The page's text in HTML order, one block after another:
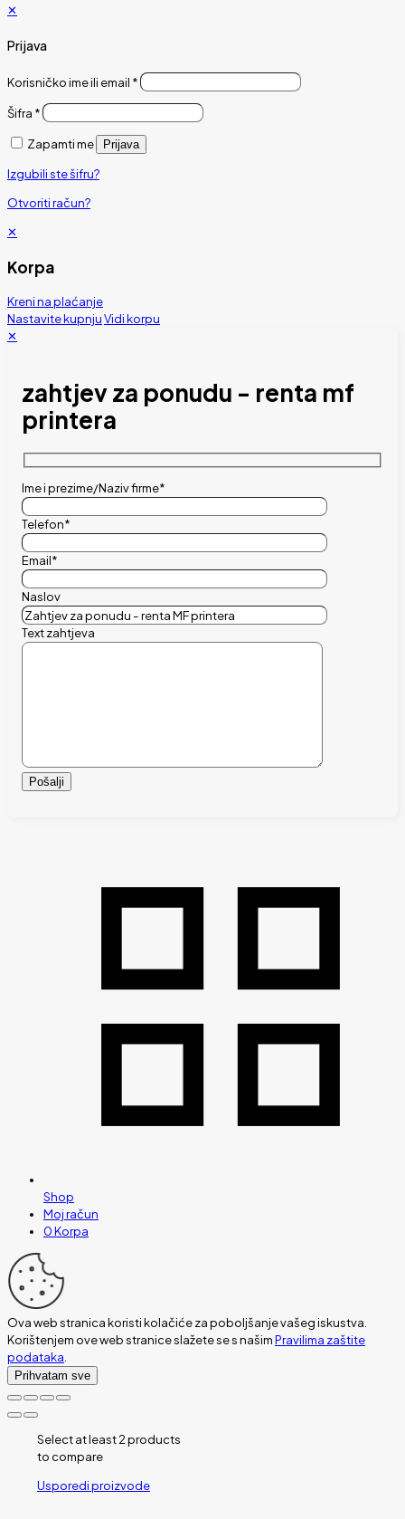
✕
Prijava
Korisničko ime ili email *
Šifra *
Zapamti me Prijava
Izgubili ste šifru?
Otvoriti račun?
✕
Korpa
Kreni na plaćanje
Nastavite kupnjuVidi korpu
✕
zahtjev za ponudu - renta mf
printera
Ime i prezime/Naziv firme*
Telefon*
Email*
Naslov
Text zahtjeva
Shop
Moj račun
0Korpa
Ova web stranica koristi kolačiće za poboljšanje vašeg iskustva.
Korištenjem ove web stranice slažete se s našimPravilima zaštite
podataka.
Prihvatam sve
Select at least 2 products
to compare
Usporedi proizvode